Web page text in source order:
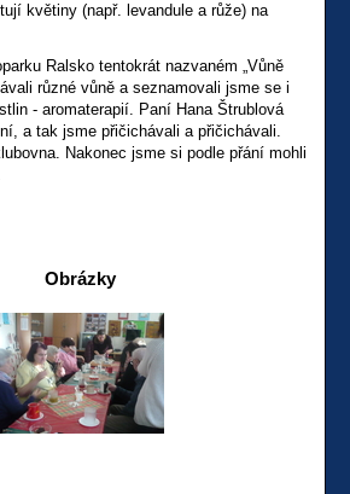
květiny (např. levandule a růže) na
Ralsko tentokrát nazvaném „Vůně
různé vůně a seznamovali jsme se i
- aromaterapií. Paní Hana Štrublová
a tak jsme přičichávali a přičichávali.
Nakonec jsme si podle přání mohli
Obrázky